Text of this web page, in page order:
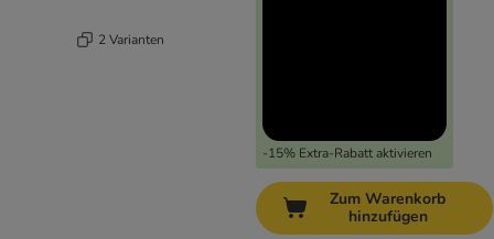
2 Varianten
-15% Extra-Rabatt aktivieren
Zum Warenkorb
hinzufügen